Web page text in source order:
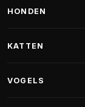
HONDEN
Fantail
KATTEN
VOGELS